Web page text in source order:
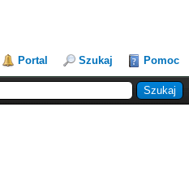
Portal Szukaj Pomoc